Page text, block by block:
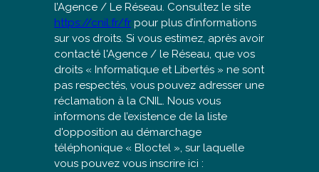
l’Agence / Le Réseau. Consultez le site
https://cnil.fr/fr pour plus d’informations
sur vos droits. Si vous estimez, après avoir
contacté l'Agence / le Réseau, que vos
droits « Informatique et Libertés » ne sont
pas respectés, vous pouvez adresser une
réclamation à la CNIL. Nous vous
informons de l’existence de la liste
d'opposition au démarchage
téléphonique « Bloctel », sur laquelle
vous pouvez vous inscrire ici :